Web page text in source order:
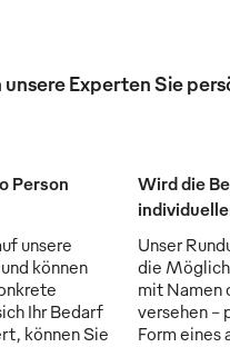
Experten Sie
Person
unsere
können
Ihr Bedarf
können Sie
Wird die
Unser
die
mit Namen
versehen -
Form eines